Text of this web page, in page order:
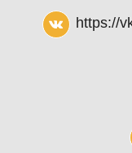
https://